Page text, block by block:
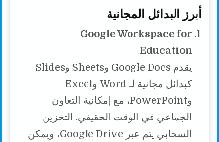
أبرز البدائل المجانية
Google Workspace for
Education
يقدم Google Docs وSheets وSlides
كبدائل مجانية لـ Word وExcel
وPowerPoint، مع إمكانية التعاون
الجماعي في الوقت الحقيقي. التخزين
السحابي يتم عبر Google Drive، ويمكن